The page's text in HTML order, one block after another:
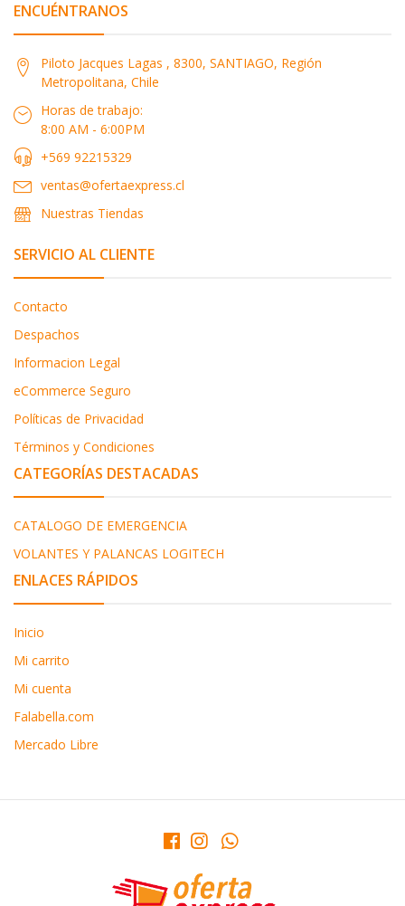
ENCUÉNTRANOS
Piloto Jacques Lagas , 8300, SANTIAGO, Región
Metropolitana, Chile
Horas de trabajo:
8:00 AM - 6:00PM
+569 92215329
ventas@ofertaexpress.cl
Nuestras Tiendas
SERVICIO AL CLIENTE
Contacto
Despachos
Informacion Legal
eCommerce Seguro
Políticas de Privacidad
Términos y Condiciones
CATEGORÍAS DESTACADAS
CATALOGO DE EMERGENCIA
VOLANTES Y PALANCAS LOGITECH
ENLACES RÁPIDOS
Inicio
Mi carrito
Mi cuenta
Falabella.com
Mercado Libre